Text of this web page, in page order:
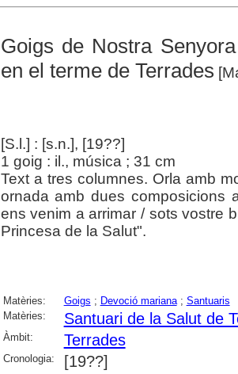
Goigs de Nostra
en el terme de Terrades
[S.l.] : [s.n.], [19??]
1 goig : il., música ; 31 cm
Text a tres columnes. Orla amb
ornada amb dues composicions
ens venim a arrimar / sots vostre
Princesa de la Salut".
Matèries: Goigs ; Devoció mariana; Santuaris
Matèries:
Santuari de la Salut de
Àmbit: Terrades
Cronologia: [19??]